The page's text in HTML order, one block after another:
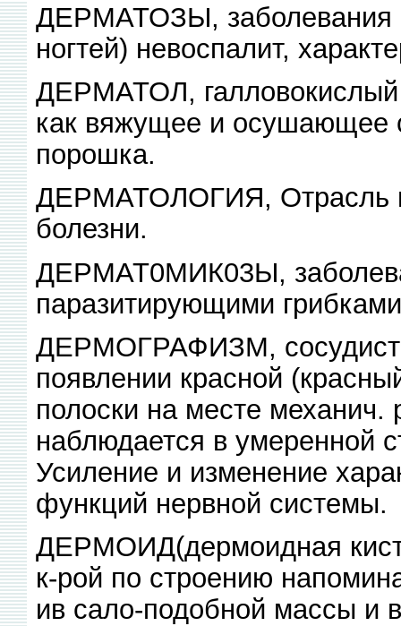
ДЕРМАТОЗЫ, заболевания
ногтей) невоспалит,
ДЕРМАТОЛ, галловокислый
как вяжущее и осушающее
порошка.
ДЕРМАТОЛОГИЯ, Отрасль
болезни.
ДЕРМАТ0МИК03Ы,
паразитирующими
ДЕРМОГРАФИЗМ,
появлении красной
полоски на месте
наблюдается в умеренной
Усиление и изменение
функций нервной системы.
ДЕРМОИД(дермоидная
к-рой по строению
ив сало-подобной массы и